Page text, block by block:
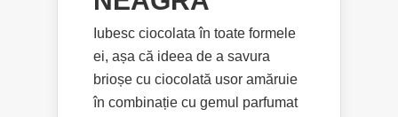
Iubesc ciocolata în toate formele
ei, așa că ideea de a savura
brioșe cu ciocolată usor amăruie
în combinație cu gemul parfumat